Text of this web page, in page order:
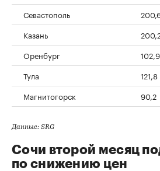
Севастополь
Казань
Оренбург
102,9
Тула
121,8
Магнитогорск
90,2
Данные: SRG
Сочи второй месяц
по снижению цен